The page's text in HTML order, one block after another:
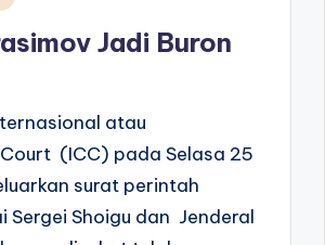
Jadi Buron
atau
(ICC) pada Selasa 25
surat perintah
Shoigu dan Jenderal